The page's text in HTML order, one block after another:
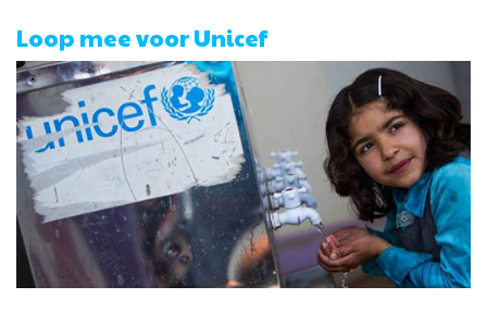
Loop mee voor Unicef